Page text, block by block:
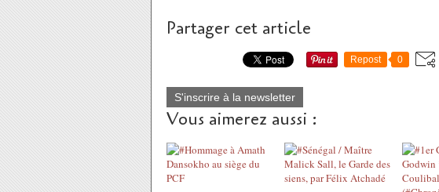
Partager cet article
Repost 0
S'inscrire à la newsletter
Vous aimerez aussi :